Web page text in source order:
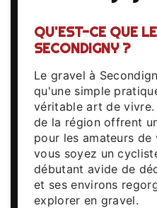
QU'EST-CE QUE
SECONDIGNY ?
Le gravel à
qu'une simple
véritable art de vivre.
de la région offrent
pour les amateurs
vous soyez un
débutant avide de
et ses environs
explorer en gravel.